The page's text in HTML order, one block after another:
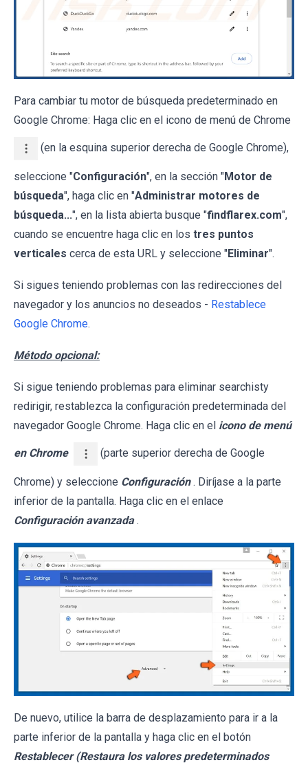
Para cambiar tu motor de búsqueda predeterminado en
Google Chrome: Haga clic en el icono de menú de Chrome
(en la esquina superior derecha de Google Chrome),
seleccione "Configuración", en la sección "Motor de
búsqueda", haga clic en "Administrar motores de
búsqueda...", en la lista abierta busque "findflarex.com",
cuando se encuentre haga clic en los tres puntos
verticales cerca de esta URL y seleccione "Eliminar".
Si sigues teniendo problemas con las redirecciones del
navegador y los anuncios no deseados - Restablece
Google Chrome.
Método opcional:
Si sigue teniendo problemas para eliminar searchisty
redirigir, restablezca la configuración predeterminada del
navegador Google Chrome. Haga clic en el icono de menú
en Chrome (parte superior derecha de Google
Chrome) y seleccione Configuración . Diríjase a la parte
inferior de la pantalla. Haga clic en el enlace
Configuración avanzada .
De nuevo, utilice la barra de desplazamiento para ir a la
parte inferior de la pantalla y haga clic en el botón
Restablecer (Restaura los valores predeterminados